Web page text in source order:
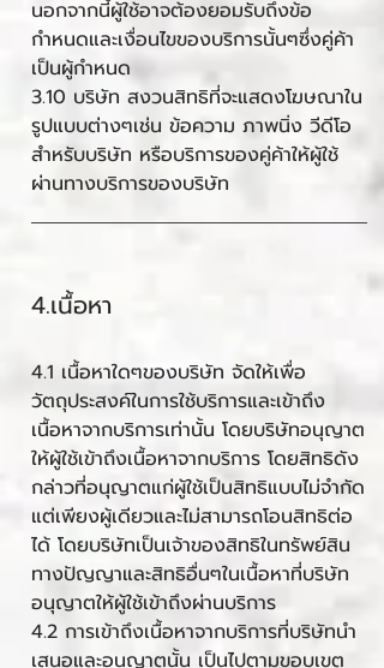
นอกจากนี้ผู้ใช้อาจต้องยอมรับถึงข้อ
กำหนดและเงื่อนไขของบริการนั้นๆซึ่งคู่ค้า
เป็นผู้กำหนด
3.10 บริษัท สงวนสิทธิที่จะแสดงโฆษณาใน
รูปแบบต่างๆเช่น ข้อความ ภาพนิ่ง วีดีโอ
สำหรับบริษัท หรือบริการของคู่ค้าให้ผู้ใช้
ผ่านทางบริการของบริษัท
4.เนื้อหา
4.1 เนื้อหาใดๆของบริษัท จัดให้เพื่อ
วัตถุประสงค์ในการใช้บริการและเข้าถึง
เนื้อหาจากบริการเท่านั้น โดยบริษัทอนุญาต
ให้ผู้ใช้เข้าถึงเนื้อหาจากบริการ โดยสิทธิดัง
กล่าวที่อนุญาตแก่ผู้ใช้เป็นสิทธิแบบไม่จำกัด
แต่เพียงผู้เดียวและไม่สามารถโอนสิทธิต่อ
ได้ โดยบริษัทเป็นเจ้าของสิทธิในทรัพย์สิน
ทางปัญญาและสิทธิอื่นๆในเนื้อหาที่บริษัท
อนุญาตให้ผู้ใช้เข้าถึงผ่านบริการ
4.2 การเข้าถึงเนื้อหาจากบริการที่บริษัทนำ
เสนอและอนุญาตนั้น เป็นไปตามขอบเขต